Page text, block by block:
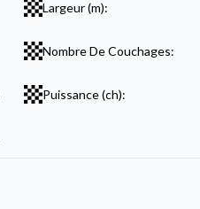
Largeur (m):
Nombre De Couchages:
Puissance (ch):